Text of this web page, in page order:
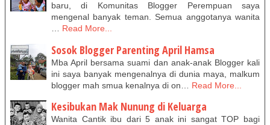
baru, di Komunitas Blogger Perempuan saya
mengenal banyak teman. Semua anggotanya wanita
Read More...
Sosok Blogger Parenting April Hamsa
Mba April bersama suami dan anak-anak Blogger kali
ini saya banyak mengenalnya di dunia maya, malkum
blogger mah smua kenalnya di on…
Read More...
Kesibukan Mak Nunung di Keluarga
Wanita Cantik ibu dari 5 anak ini sangat TOP bagi